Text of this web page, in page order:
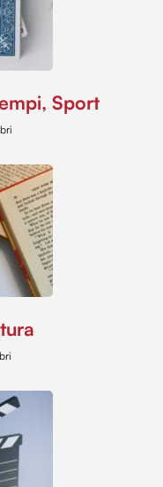
Sport